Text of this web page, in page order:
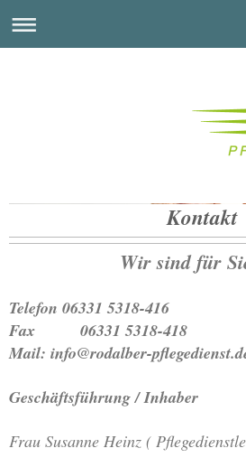
Kontakt
Wir sind für
Telefon 06331 5318-416
Fax 06331 5318-418
Mail: info@rodalber-
Geschäftsführung / Inhaber
Frau Susanne Heinz (